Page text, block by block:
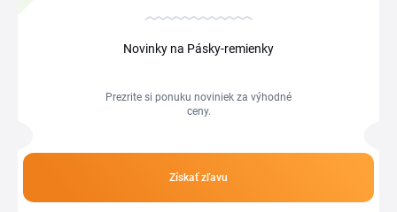
Novinky na Pásky-remienky
Prezrite si ponuku noviniek za výhodné
ceny.
Získať zľavu